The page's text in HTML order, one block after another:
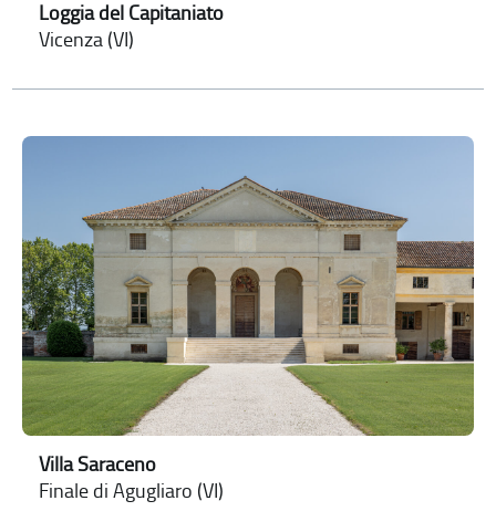
Loggia del Capitaniato
Vicenza (VI)
Villa Saraceno
Finale di Agugliaro (VI)